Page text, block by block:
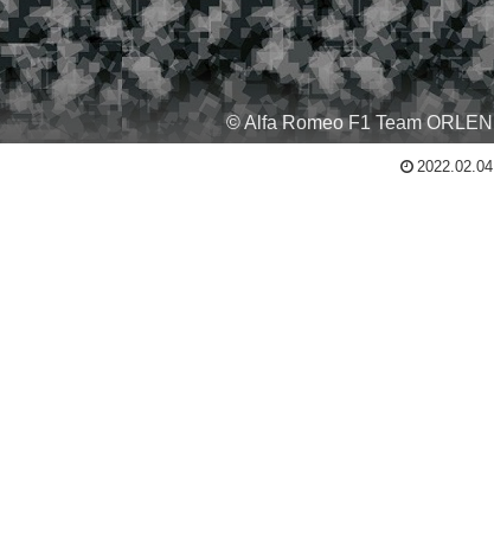
© Alfa Romeo F1 Team ORLEN
2022.02.04